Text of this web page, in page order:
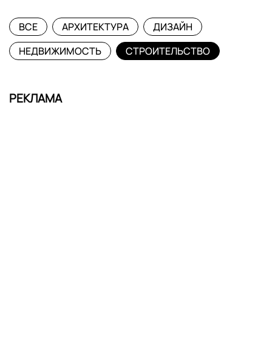
ВСЕ АРХИТЕКТУРА
ДИЗАЙН
НЕДВИЖИМОСТЬ
СТРОИТЕЛЬСТВО
РЕКЛАМА